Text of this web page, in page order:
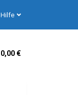
Hilfe
0,00 €